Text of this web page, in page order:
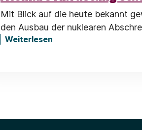
Mit Blick auf die heute bekannt
den Ausbau der nuklearen
Weiterlesen